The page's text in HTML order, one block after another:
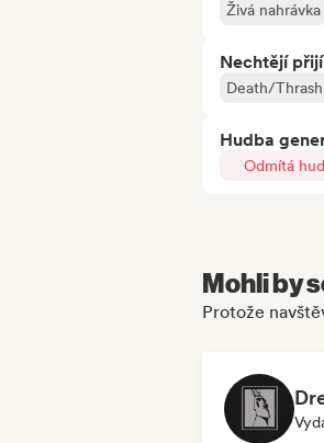
Živá nahrávka
Nechtějí
Death/Thrash
Hudba
Odmítá
Mohli by
Protože